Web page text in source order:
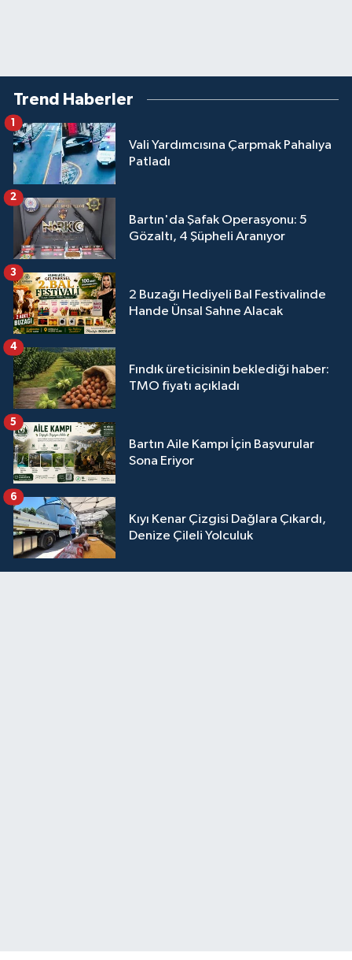
Trend Haberler
Vali Yardımcısına Çarpmak Pahalıya
Patladı
1
Bartın'da Şafak Operasyonu: 5
Gözaltı, 4 Şüpheli Aranıyor
2
2 Buzağı Hediyeli Bal Festivalinde
Hande Ünsal Sahne Alacak
3
Fındık üreticisinin beklediği haber:
TMO fiyatı açıkladı
4
Bartın Aile Kampı İçin Başvurular
Sona Eriyor
5
Kıyı Kenar Çizgisi Dağlara Çıkardı,
Denize Çileli Yolculuk
6